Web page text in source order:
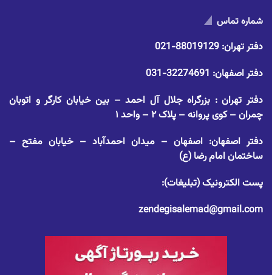
شماره تماس
دفتر تهران: 88019129-021
دفتر اصفهان: 32274691-031
دفتر تهران : بزرگراه جلال آل احمد – بین خیابان کارگر و اتوبان
چمران – کوی پروانه – پلاک ۲ – واحد ۱
دفتر اصفهان: اصفهان – میدان احمدآباد – خیابان مفتح –
ساختمان امام رضا (ع)
پست الکترونیک (تبلیغات):
zendegisalemad@gmail.com